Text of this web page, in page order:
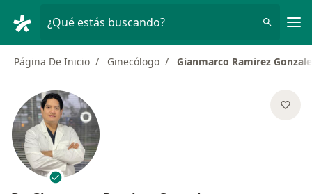
¿Qué estás buscando?
Página De Inicio Ginecólogo Gianmarco Ramirez